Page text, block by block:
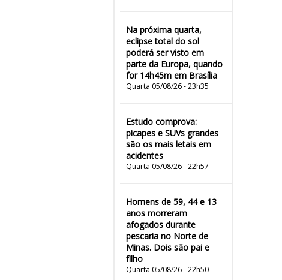
Na próxima quarta,
eclipse total do sol
poderá ser visto em
parte da Europa, quando
for 14h45m em Brasília
Quarta 05/08/26 - 23h35
Estudo comprova:
picapes e SUVs grandes
são os mais letais em
acidentes
Quarta 05/08/26 - 22h57
Homens de 59, 44 e 13
anos morreram
afogados durante
pescaria no Norte de
Minas. Dois são pai e
filho
Quarta 05/08/26 - 22h50